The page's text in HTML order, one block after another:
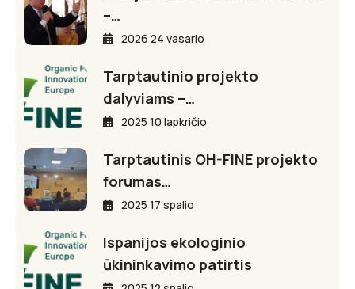
–…
2026 24 vasario
Tarptautinio projekto
dalyviams –…
2025 10 lapkričio
Tarptautinis OH-FINE projekto
forumas…
2025 17 spalio
Ispanijos ekologinio
ūkininkavimo patirtis